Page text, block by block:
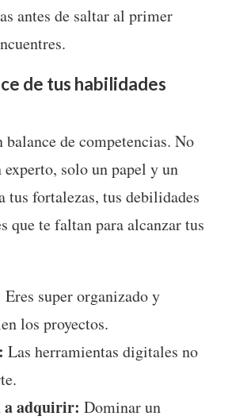
antes de saltar al primer
de tus habilidades
balance de competencias. No
experto, solo un papel y un
tus fortalezas, tus debilidades
que te faltan para alcanzar tus
Eres super organizado y
los proyectos.
Las herramientas digitales no
adquirir: Dominar un